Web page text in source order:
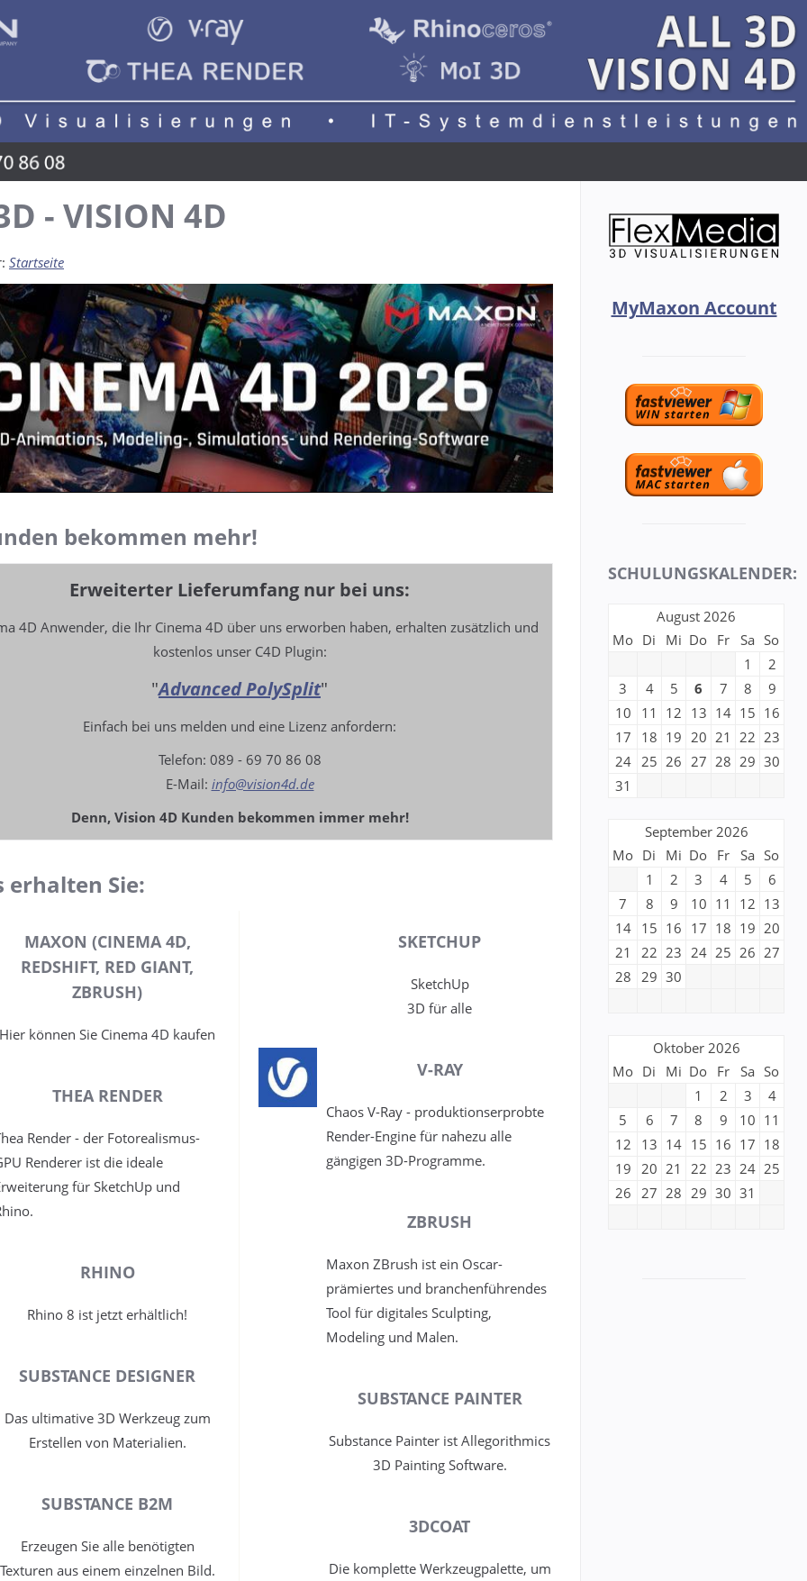
- VISION 4D
Startseite
bekommen mehr!
Erweiterter Lieferumfang nur bei uns:
4D Anwender, die Ihr Cinema 4D über uns erworben haben, erhalten zusätzlich und
kostenlos unser C4D Plugin:
"Advanced PolySplit"
Einfach bei uns melden und eine Lizenz anfordern:
Telefon: 089 - 69 70 86 08
E-Mail: info@vision4d.de
Denn, Vision 4D Kunden bekommen immer mehr!
erhalten Sie:
MAXON (CINEMA 4D,
REDSHIFT, RED GIANT,
ZBRUSH)
Hier können Sie Cinema 4D kaufen
THEA RENDER
Render - der Fotorealismus-
Renderer ist die ideale
für SketchUp und
RHINO
Rhino 8 ist jetzt erhältlich!
SUBSTANCE DESIGNER
Das ultimative 3D Werkzeug zum
Erstellen von Materialien.
SUBSTANCE B2M
Erzeugen Sie alle benötigten
Texturen aus einem einzelnen Bild.
SKETCHUP
SketchUp
3D für alle
V-RAY
Chaos V-Ray - produktionserprobte
Render-Engine für nahezu alle
gängigen 3D-Programme.
ZBRUSH
Maxon ZBrush ist ein Oscar-
prämiertes und branchenführendes
Tool für digitales Sculpting,
Modeling und Malen.
SUBSTANCE PAINTER
Substance Painter ist Allegorithmics
3D Painting Software.
3DCOAT
Die komplette Werkzeugpalette, um
MyMaxon Account
SCHULUNGSKALENDER:
August 2026
Mo Di Mi Do Fr Sa So
1
2
3
4 5 6 7 8
9
10
11 12 13 14 15 16
17
18 19 20 21 22 23
24
25 26 27 28 29 30
31
September 2026
Mo Di Mi Do Fr Sa So
1
2 3 4 5
6
7
8 9 10 11 12 13
14
15 16 17 18 19 20
21
22 23 24 25 26 27
28 29 30
Oktober 2026
Mo Di Mi Do Fr Sa So
1
2 3
4
5
6 7 8 9 10 11
12
13 14 15 16 17 18
19 20 21 22 23 24 25
26 27 28 29 30 31